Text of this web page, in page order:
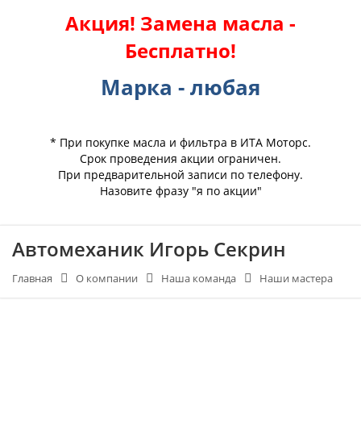
Акция! Замена масла -
Бесплатно!
Марка - любая
* При покупке масла и фильтра в ИТА Моторс.
Срок проведения акции ограничен.
При предварительной записи по телефону.
Назовите фразу "я по акции"
Автомеханик Игорь Секрин
Главная О компании Наша команда Наши мастера